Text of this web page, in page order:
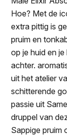
Hoe? Met de
extra pittig is
pruim en
op je huid en
achter.
uit het atelier
schitterende
passie uit
druppel van
Sappige pruim